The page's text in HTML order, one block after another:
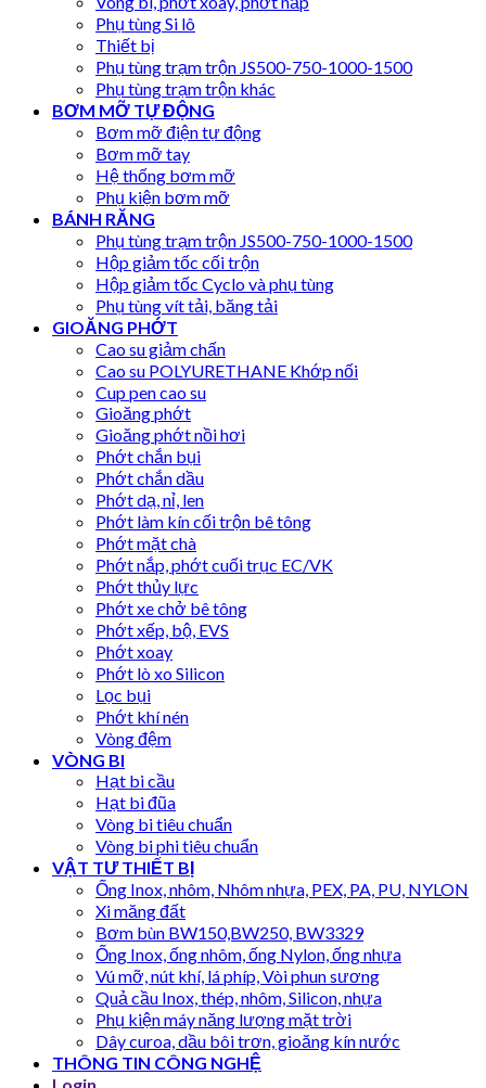
Phụ tùng Si lô
Thiết bị
Phụ tùng trạm trộn JS500-750-1000-1500
Phụ tùng trạm trộn khác
BƠM MỠ TỰ ĐỘNG
Bơm mỡ điện tự động
Bơm mỡ tay
Hệ thống bơm mỡ
Phụ kiện bơm mỡ
BÁNH RĂNG
Phụ tùng trạm trộn JS500-750-1000-1500
Hộp giảm tốc cối trộn
Hộp giảm tốc Cyclo và phụ tùng
Phụ tùng vít tải, băng tải
GIOĂNG PHỚT
Cao su giảm chấn
Cao su POLYURETHANE Khớp nối
Cup pen cao su
Gioăng phớt
Gioăng phớt nồi hơi
Phớt chắn bụi
Phớt chắn dầu
Phớt dạ, nỉ, len
Phớt làm kín cối trộn bê tông
Phớt mặt chà
Phớt nắp, phớt cuối trục EC/VK
Phớt thủy lực
Phớt xe chở bê tông
Phớt xếp, bộ, EVS
Phớt xoay
Phớt lò xo Silicon
Lọc bụi
Phớt khí nén
Vòng đệm
VÒNG BI
Hạt bi cầu
Hạt bi đũa
Vòng bi tiêu chuẩn
Vòng bi phi tiêu chuẩn
VẬT TƯ THIẾT BỊ
Ống Inox, nhôm, Nhôm nhựa, PEX, PA, PU, NYLON
Xi măng đất
Bơm bùn BW150,BW250, BW3329
Ống Inox, ống nhôm, ống Nylon, ống nhựa
Vú mỡ, nút khí, lá phíp, Vòi phun sương
Quả cầu Inox, thép, nhôm, Silicon, nhựa
Phụ kiện máy năng lượng mặt trời
Dây curoa, dầu bôi trơn, gioăng kín nước
THÔNG TIN CÔNG NGHỆ